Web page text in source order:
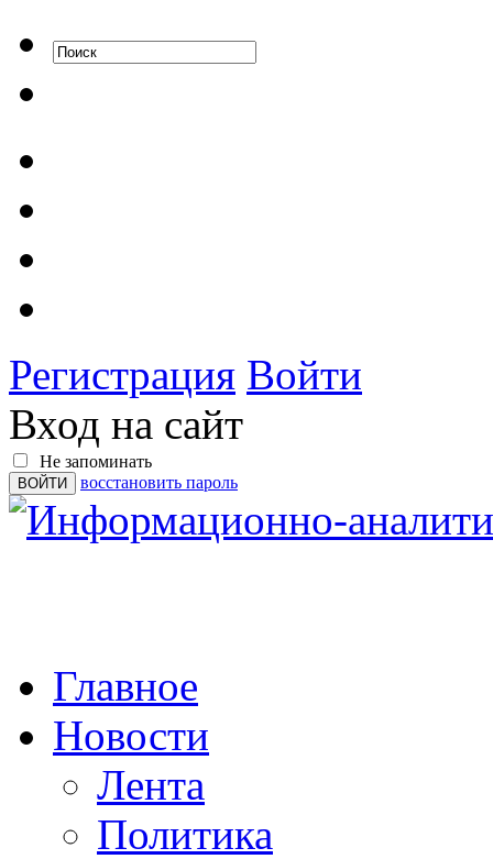
Регистрация Войти
Вход на сайт
Не запоминать
восстановить пароль
Главное
Новости
Лента
Политика